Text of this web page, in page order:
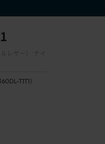
レザー） ナイ
T1T1）